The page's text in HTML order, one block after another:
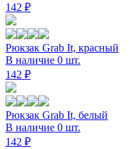
142 ₽
Рюкзак Grab It, красный
В наличие 0 шт.
142 ₽
Рюкзак Grab It, белый
В наличие 0 шт.
142 ₽